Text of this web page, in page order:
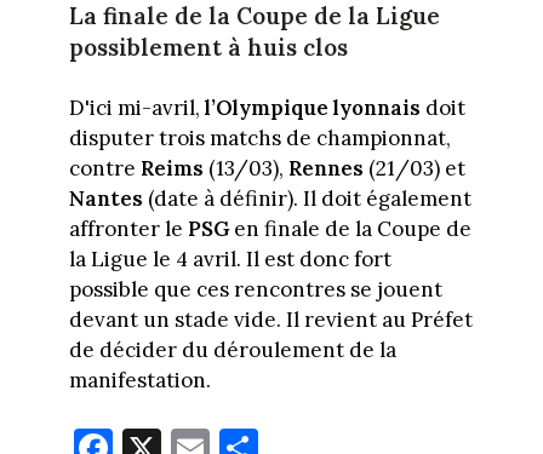
La finale de la Coupe de la Ligue
possiblement à huis clos
D'ici mi-avril,l’Olympique lyonnais doit
disputer trois matchs de championnat,
contre Reims (13/03), Rennes (21/03) et
Nantes (date à définir). Il doit également
affronter le PSGen finale de la Coupe de
la Ligue le 4 avril. Il est donc fort
possible que ces rencontres se jouent
devant un stade vide. Il revient au Préfet
de décider du déroulement de la
manifestation.